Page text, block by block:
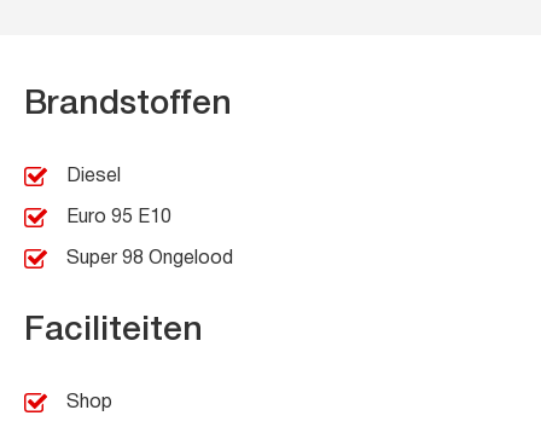
Brandstoffen
Diesel
Euro 95 E10
Super 98 Ongelood
Faciliteiten
Shop